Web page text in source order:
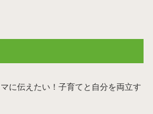
に伝えたい！子育てと自分を両立す